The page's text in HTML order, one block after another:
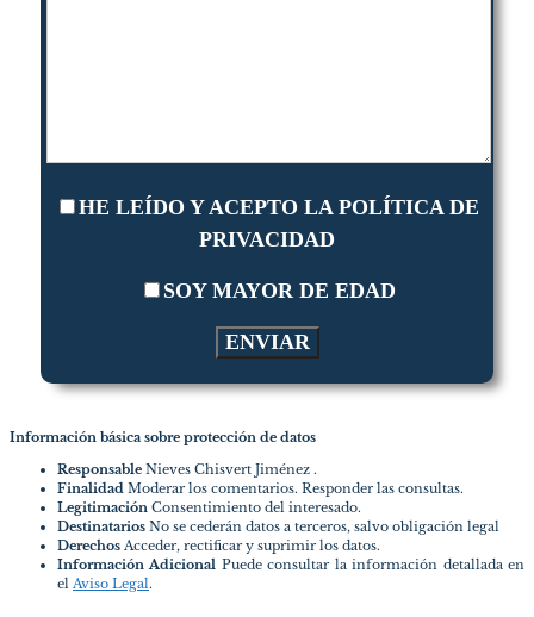
HE LEÍDO Y ACEPTO LA POLÍTICA DE
PRIVACIDAD
SOY MAYOR DE EDAD
Información básica sobre protección de datos
Responsable Nieves Chisvert Jiménez .
Finalidad Moderar los comentarios. Responder las consultas.
Legitimación Consentimiento del interesado.
Destinatarios No se cederán datos a terceros, salvo obligación legal
Derechos Acceder, rectificar y suprimir los datos.
Información Adicional Puede consultar la información detallada en
el Aviso Legal.